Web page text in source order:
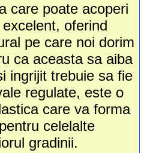
care poate acoperi
oferind
pe care noi dorim
ca aceasta sa aiba
ingrijit trebuie sa fie
regulate, este o
care va forma
celelalte
gradinii.